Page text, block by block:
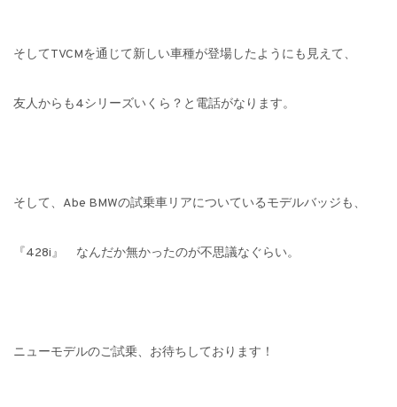
そしてTVCMを通じて新しい車種が登場したようにも見えて、
友人からも4シリーズいくら？と電話がなります。
そして、Abe BMWの試乗車リアについているモデルバッジも、
『428i』 なんだか無かったのが不思議なぐらい。
ニューモデルのご試乗、お待ちしております！